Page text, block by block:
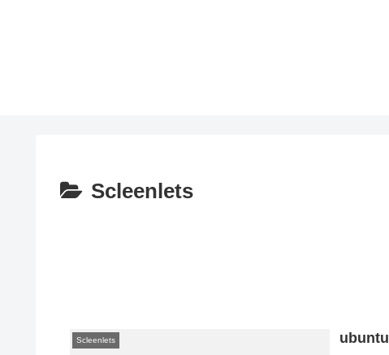
Scleenlets
Scleenlets ubuntu